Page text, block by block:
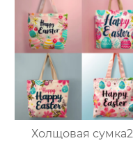
Холщовая сумка2